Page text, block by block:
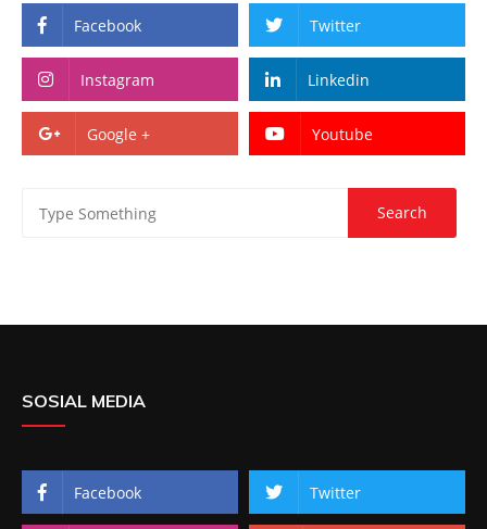
Facebook Twitter
Instagram Linkedin
Google + Youtube
SOSIAL MEDIA
Facebook Twitter